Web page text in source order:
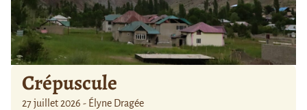
Crépuscule
27 juillet 2026 - Élyne Dragée